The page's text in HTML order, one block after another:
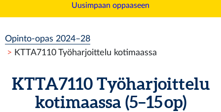
Uusimpaan oppaaseen
Opinto-opas 2024–28
KTTA7110 Työharjoittelu kotimaassa
KTTA7110 Työharjoittelu
kotimaassa (5–15 op)